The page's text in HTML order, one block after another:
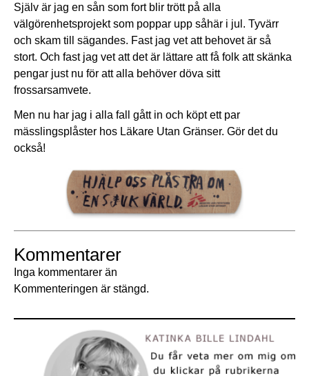
Själv är jag en sån som fort blir trött på alla
välgörenhetsprojekt som poppar upp såhär i jul. Tyvärr
och skam till sägandes. Fast jag vet att behovet är så
stort. Och fast jag vet att det är lättare att få folk att skänka
pengar just nu för att alla behöver döva sitt
frossarsamvete.
Men nu har jag i alla fall gått in och köpt ett par
mässlingsplåster hos Läkare Utan Gränser. Gör det du
också!
Kommentarer
Inga kommentarer än
Kommenteringen är stängd.